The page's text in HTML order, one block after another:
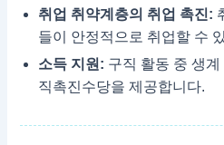
취업 취약계층의 취업 촉진:
들이 안정적으로 취업할 수
소득 지원: 구직 활동 중 생
직촉진수당을 제공합니다.